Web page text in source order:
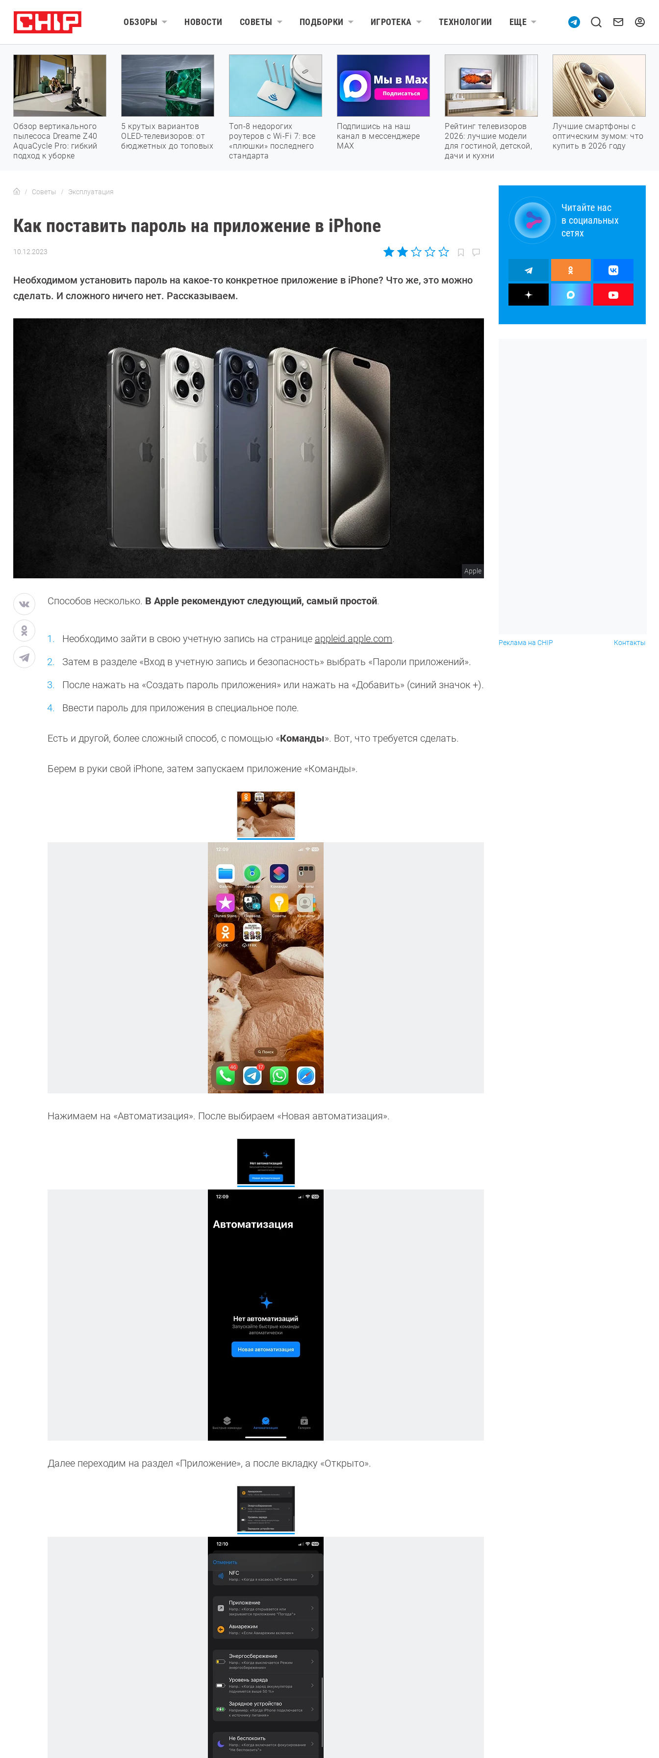
ОБЗОРЫ НОВОСТИ СОВЕТЫ ПОДБОРКИ ИГРОТЕКА ТЕХНОЛОГИИ ЕЩЕ
Обзор вертикального
пылесоса Dreame Z40
AquaCycle Pro: гибкий
подход к уборке
5 крутых вариантов
OLED-телевизоров: от
бюджетных до топовых
Топ-8 недорогих
роутеров с Wi-Fi 7: все
«плюшки» последнего
стандарта
Подпишись на наш
канал в мессенджере
МАХ
Рейтинг телевизоров
2026: лучшие модели
для гостиной, детской,
дачи и кухни
Лучшие смартфоны с
оптическим зумом: что
купить в 2026 году
Советы Эксплуатация
Как поставить пароль на приложение в iPhone
10.12.2023
Калашников
Необходимом установить пароль на какое-то конкретное приложение в iPhone? Что же, это можно
сделать. И сложного ничего нет. Рассказываем.
Apple
Способов несколько. В Apple рекомендуют следующий, самый простой.
Необходимо зайти в свою учетную запись на странице appleid.apple.com.
Затем в разделе «Вход в учетную запись и безопасность» выбрать «Пароли приложений».
После нажать на «Создать пароль приложения» или нажать на «Добавить» (синий значок +).
Ввести пароль для приложения в специальное поле.
Есть и другой, более сложный способ, с помощью «Команды». Вот, что требуется сделать.
Берем в руки свой iPhone, затем запускаем приложение «Команды».
Нажимаем на «Автоматизация». После выбираем «Новая автоматизация».
Далее переходим на раздел «Приложение», а после вкладку «Открыто».
Читайте нас
в социальных
сетях
Реклама на CHIP Контакты